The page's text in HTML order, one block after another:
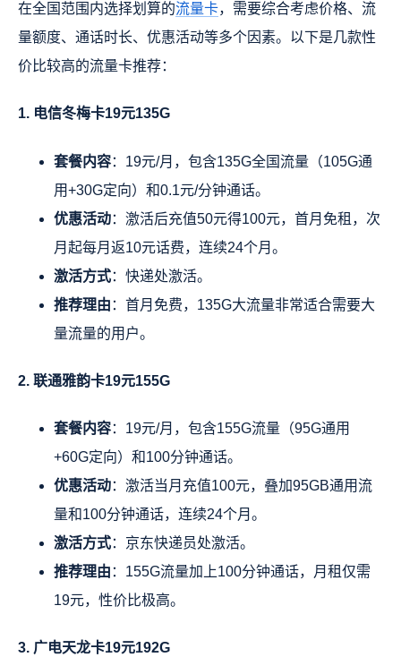
在全国范围内选择划算的流量卡，需要综合考虑价格、流
量额度、通话时长、优惠活动等多个因素。以下是几款性
价比较高的流量卡推荐：
1. 电信冬梅卡19元135G
套餐内容：19元/月，包含135G全国流量（105G通
用+30G定向）和0.1元/分钟通话。
优惠活动：激活后充值50元得100元，首月免租，次
月起每月返10元话费，连续24个月。
激活方式：快递处激活。
推荐理由 ：首月免费，135G大流量非常适合需要大
量流量的用户。
2. 联通雅韵卡19元155G
套餐内容：19元/月，包含155G流量（95G通用
+60G定向）和100分钟通话。
优惠活动：激活当月充值100元，叠加95GB通用流
量和100分钟通话，连续24个月。
激活方式：京东快递员处激活。
推荐理由 ：155G流量加上100分钟通话，月租仅需
19元，性价比极高。
3. 广电天龙卡19元192G